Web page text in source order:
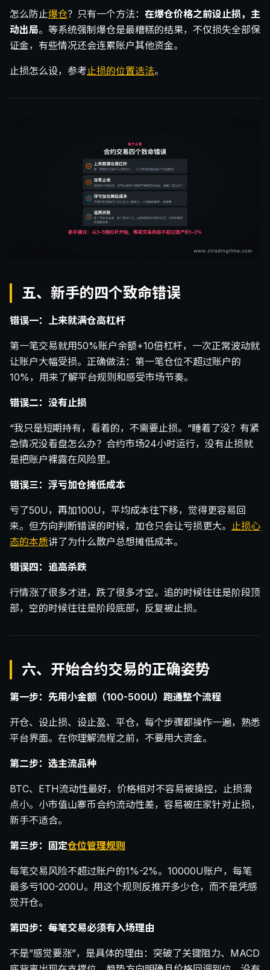
怎么防止爆仓？只有一个方法： 在爆仓价格之前设止损，主
动出局。等系统强制爆仓是最糟糕的结果，不仅损失全部保
证金，有些情况还会连累账户其他资金。
止损怎么设，参考止损的位置选法。
五、新手的四个致命错误
错误一：上来就满仓高杠杆
第一笔交易就用50%账户余额+10倍杠杆，一次正常波动就
让账户大幅受损。正确做法：第一笔仓位不超过账户的
10%，用来了解平台规则和感受市场节奏。
错误二：没有止损
“我只是短期持有，看着的，不需要止损。“睡着了没？有紧
急情况没看盘怎么办？合约市场24小时运行，没有止损就
是把账户裸露在风险里。
错误三：浮亏加仓摊低成本
亏了50U，再加100U，平均成本往下移，觉得更容易回
来。但方向判断错误的时候，加仓只会让亏损更大。 止损心
态的本质讲了为什么散户总想摊低成本。
错误四：追高杀跌
行情涨了很多才进，跌了很多才空。追的时候往往是阶段顶
部，空的时候往往是阶段底部，反复被止损。
六、开始合约交易的正确姿势
第一步：先用小金额（100-500U）跑通整个流程
开仓、设止损、设止盈、平仓，每个步骤都操作一遍，熟悉
平台界面。在你理解流程之前，不要用大资金。
第二步：选主流品种
BTC、ETH流动性最好，价格相对不容易被操控，止损滑
点小。小市值山寨币合约流动性差，容易被庄家针对止损，
新手不适合。
第三步：固定仓位管理规则
每笔交易风险不超过账户的1%-2%。10000U账户，每笔
最多亏100-200U。用这个规则反推开多少仓，而不是凭感
觉开仓。
第四步：每笔交易必须有入场理由
不是”感觉要涨”，是具体的理由：突破了关键阻力、MACD